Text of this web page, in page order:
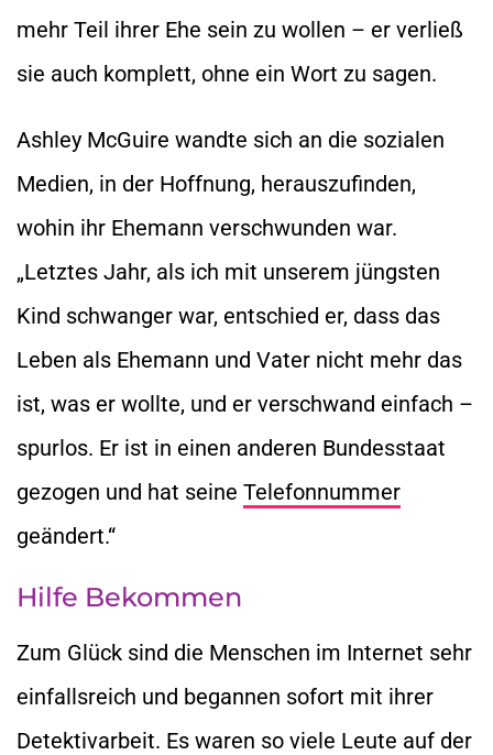
mehr Teil ihrer Ehe sein zu wollen – er verließ
sie auch komplett, ohne ein Wort zu sagen.
Ashley McGuire wandte sich an die sozialen
Medien, in der Hoffnung, herauszufinden,
wohin ihr Ehemann verschwunden war.
„Letztes Jahr, als ich mit unserem jüngsten
Kind schwanger war, entschied er, dass das
Leben als Ehemann und Vater nicht mehr das
ist, was er wollte, und er verschwand einfach –
spurlos. Er ist in einen anderen Bundesstaat
gezogen und hat seine Telefonnummer
geändert.“
Hilfe Bekommen
Zum Glück sind die Menschen im Internet sehr
einfallsreich und begannen sofort mit ihrer
Detektivarbeit. Es waren so viele Leute auf der